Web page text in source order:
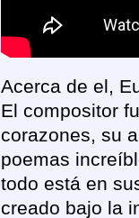
Acerca de el,
El compositor
corazones, su
poemas
todo está en
creado bajo la